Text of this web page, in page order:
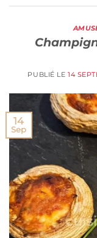
PUBLIÉ LE14
14
Sep